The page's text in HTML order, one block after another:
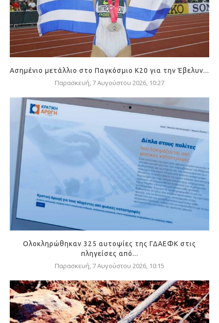
Ασημένιο μετάλλιο στο Παγκόσμιο Κ20 για την Έβελυν...
Παρασκευή, 7 Αυγούστου 2026, 10:27
Ολοκληρώθηκαν 325 αυτοψίες της ΓΔΑΕΦΚ στις
πληγείσες από...
Παρασκευή, 7 Αυγούστου 2026, 10:15